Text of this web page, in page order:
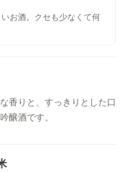
お酒。クセも少なくて何
香りと、すっきりとした口
醸酒です。